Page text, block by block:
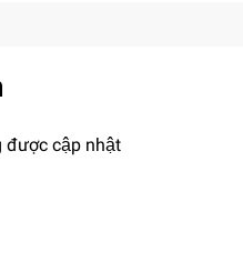
được cập nhật